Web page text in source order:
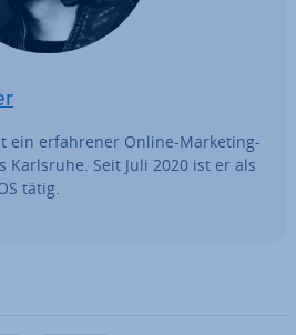
ein er­fah­re­ner Online-Marketing-
Karlsruhe. Seit Juli 2020 ist er als
tätig.